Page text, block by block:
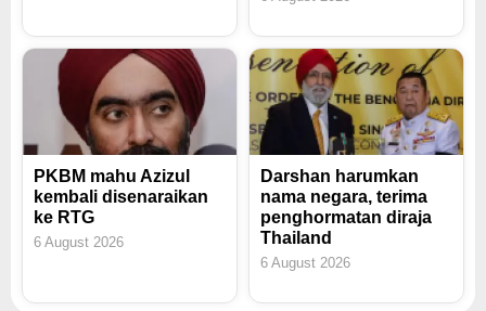
PKBM mahu Azizul
kembali disenaraikan
ke RTG
6 August 2026
Darshan harumkan
nama negara, terima
penghormatan diraja
Thailand
6 August 2026